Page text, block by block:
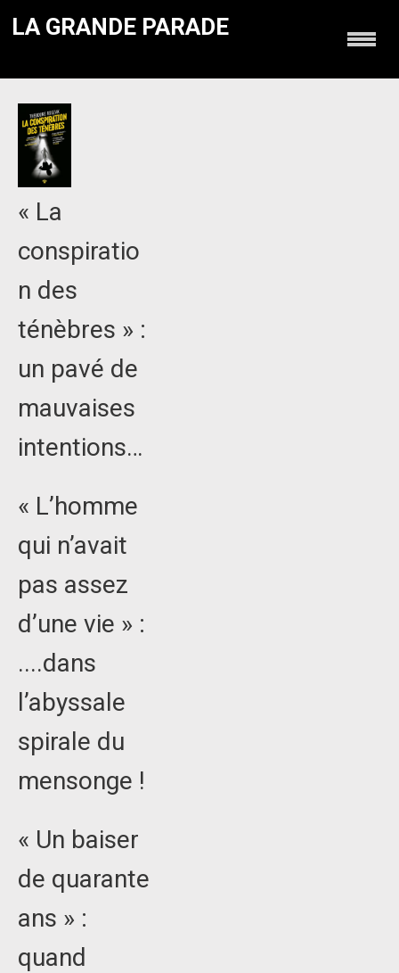
LA GRANDE PARADE
« La
conspiratio
n des
ténèbres » :
un pavé de
mauvaises
intentions…
« L’homme
qui n’avait
pas assez
d’une vie » :
....dans
l’abyssale
spirale du
mensonge !
« Un baiser
de quarante
ans » :
quand